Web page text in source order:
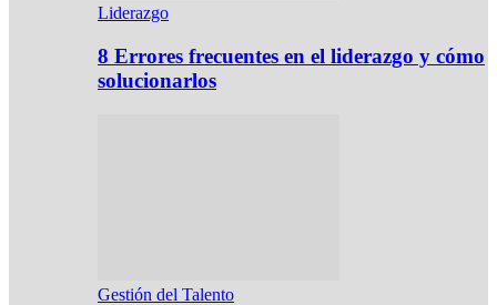
Liderazgo
8 Errores frecuentes en el liderazgo y cómo
solucionarlos
Gestión del Talento